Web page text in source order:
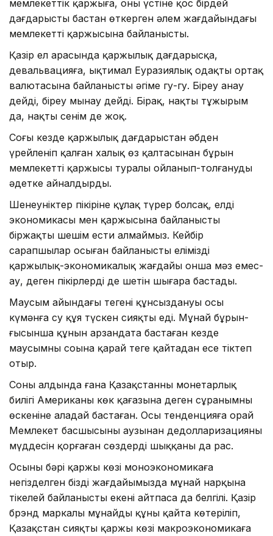
мемлекеттік қаржыға, оның үстіне қос бірдей
дағдарысты бастан өткерген әлем жағдайындағы
мемлекеттің қаржысына байла­нысты.
Қазір ел арасында қаржылық дағдарысқа,
девальвацияға, ық­тимал Еуразиялық одақтың ортақ
валютасына байланысты әңгіме гу-гу. Біреу анау
дейді, біреу мынау дейді. Бірақ, нақты тұжырым
да, нақты сенім де жоқ.
Соңғы кезде қаржылық дағда­рыстан әбден
үрейленіп қалған халық өз қалтасынан бұрын
мемлекеттің қаржысы туралы ойланып-толғануды
әдетке айнал­дырды.
Шенеуніктер пікіріне құлақ түрер болсақ, елдің
экономикасы мен қаржысына байланысты
біржақты шешім ести алмаймыз. Кейбір
сарапшылар осыған байла­нысты еліміздің
қаржылық-экономикалық жағдайы онша мәз емес-
ау, деген пікірлердің де шетін шығара бастады.
Маусым айындағы теңгенің құнсыздануы осы
күмәнға су құя түскен сияқты еді. Мұнай бұрын­
ғысынша құнын арзандата баста­ған кезде
маусымның соңына қарай теңге қайтадан еңсе тіктеп
отыр.
Соның алдында ғана Қазақ­стан­ның монетарлық
билігі Амери­каның көк қағазына деген сұра­нымның
өскеніне алаңдай баста­ған. Осы тенденцияға орай
Мемле­кет басшысының аузынан дедол­ларизацияның
мүддесін қорғаған сөздердің шыққаны да рас.
Осының бәрі қаржы көзі моно­экономикаға
негізделген біздің жағдайымызда мұнай нар­қына
тікелей байланысты екені айт­паса да белгілі. Қазір
брэнд маркалы мұнайдың құны қайта көтеріліп,
Қазақстан сияқты қаржы көзі макроэкономикаға